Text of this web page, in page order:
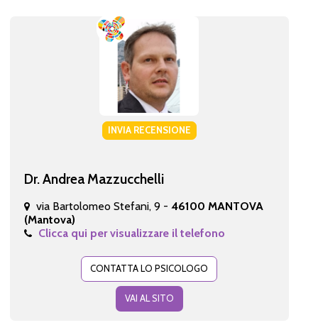
INVIA RECENSIONE
Dr. Andrea Mazzucchelli
via Bartolomeo Stefani, 9 - 46100 MANTOVA
(Mantova)
Clicca qui per visualizzare il telefono
CONTATTA LO PSICOLOGO
VAI AL SITO